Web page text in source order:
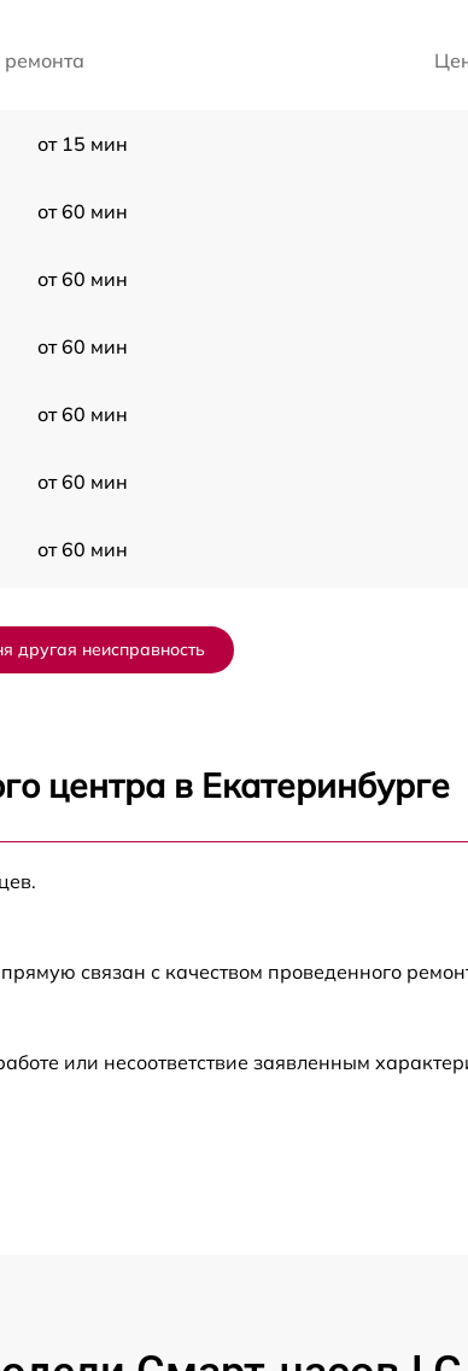
от 15 мин
от 60 мин
от 60 мин
от 60 мин
от 60 мин
от 60 мин
от 60 мин
другая неисправность
центра в Екатеринбурге
связан с качеством проведенного
или несоответствие заявленным